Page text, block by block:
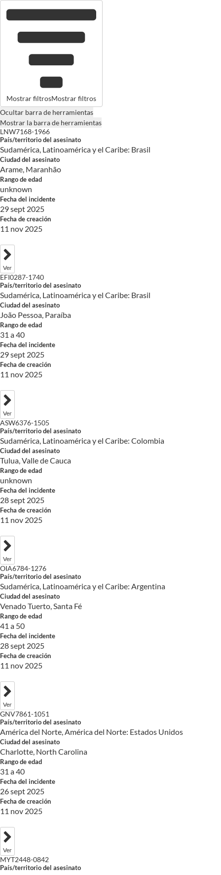
Mostrar filtrosMostrar filtros
Ocultar barra de herramientas
Mostrar la barra de herramientas
LNW7168-1966
País/territorio del asesinato
Sudamérica, Latinoamérica y el Caribe: Brasil
Ciudad del asesinato
Arame, Maranhão
Rango de edad
unknown
Fecha del incidente
29 sept 2025
Fecha de creación
11 nov 2025
Ver
EFI0287-1740
País/territorio del asesinato
Sudamérica, Latinoamérica y el Caribe: Brasil
Ciudad del asesinato
João Pessoa, Paraíba
Rango de edad
31 a 40
Fecha del incidente
29 sept 2025
Fecha de creación
11 nov 2025
Ver
ASW6376-1505
País/territorio del asesinato
Sudamérica, Latinoamérica y el Caribe: Colombia
Ciudad del asesinato
Tulua, Valle de Cauca
Rango de edad
unknown
Fecha del incidente
28 sept 2025
Fecha de creación
11 nov 2025
Ver
OIA6784-1276
País/territorio del asesinato
Sudamérica, Latinoamérica y el Caribe: Argentina
Ciudad del asesinato
Venado Tuerto, Santa Fé
Rango de edad
41 a 50
Fecha del incidente
28 sept 2025
Fecha de creación
11 nov 2025
Ver
GNV7861-1051
País/territorio del asesinato
América del Norte, América del Norte: Estados Unidos
Ciudad del asesinato
Charlotte, North Carolina
Rango de edad
31 a 40
Fecha del incidente
26 sept 2025
Fecha de creación
11 nov 2025
Ver
MYT2448-0842
País/territorio del asesinato